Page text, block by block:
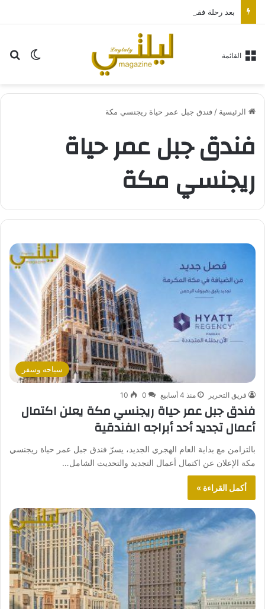
الوضع القائمة
الرئيسية /فندق جبل عمر حياة ريجنسي مكة
فندق جبل عمر حياة
ريجنسي مكة
سياحه وسفر
فريق التحرير منذ 4 أسابيع 0
10
فندق جبل عمر حياة ريجنسي مكة يعلن اكتمال
أعمال تجديد أحد أبراجه الفندقية
بالتزامن مع بداية العام الهجري الجديد، يسرّ فندق جبل عمر حياة ريجنسي
مكة الإعلان عن اكتمال أعمال التجديد والتحديث الشامل…
أكمل القراءة »